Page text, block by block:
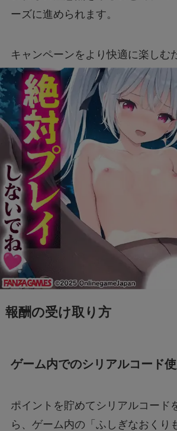
ーズに進められます。
キャンペーンをより快適に楽しむ
手順を確認しておきましょう。
報酬の受け取り方
ゲーム内でのシリアルコード
ポイントを貯めてシリアルコード
ら、ゲーム内の「ふしぎなおくり